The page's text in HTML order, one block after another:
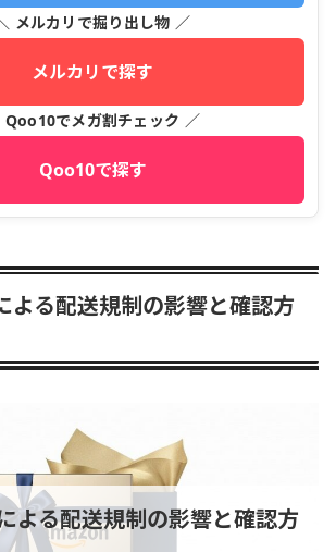
メルカリで掘り出し物 ／
メルカリで探す
Qoo10でメガ割チェック ／
Qoo10で探す
よる配送規制の影響と確認方
よる配送規制の影響と確認方